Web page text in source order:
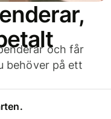
och får
behöver på ett